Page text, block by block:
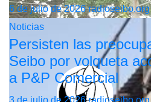
6 de julio de 2026radioseibo.org
Noticias
Persisten las
Seibo por volqueta
a P&P Comercial
3 de julio de 2026radioseibo.org